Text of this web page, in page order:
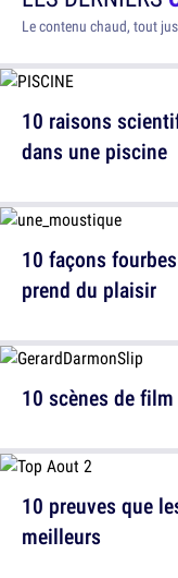
Le contenu chaud, tout
10 raisons
dans une piscine
10 scènes de
10 façons
prend du plaisir
10 preuves que
meilleurs